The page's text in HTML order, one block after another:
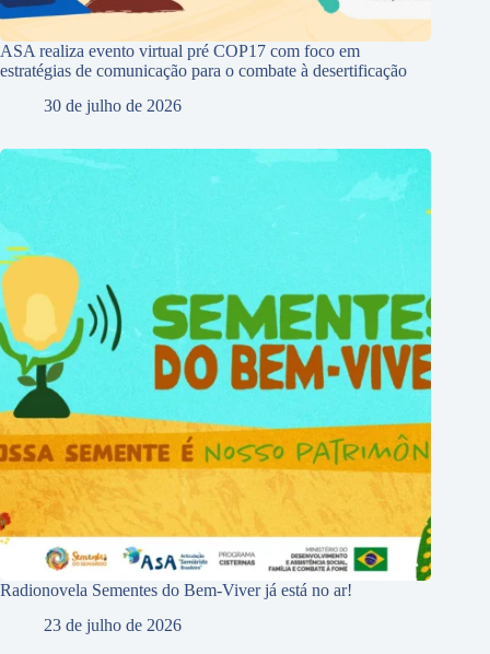
ASA realiza evento virtual pré COP17 com foco em
estratégias de comunicação para o combate à desertificação
30 de julho de 2026
Radionovela Sementes do Bem-Viver já está no ar!
23 de julho de 2026